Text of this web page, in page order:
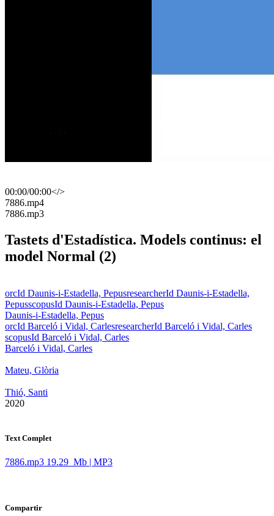
00:00/00:00</>
​7886.mp4
​7886.mp3
Tastets d'Estadística. Models continus: el
model Normal (2)
orcId Daunis-i-Estadella, PepusresearcherId Daunis-i-Estadella,
PepusscopusId Daunis-i-Estadella, Pepus
Daunis-i-Estadella, Pepus
orcId Barceló i Vidal, CarlesresearcherId Barceló i Vidal, Carles
scopusId Barceló i Vidal, Carles
Barceló i Vidal, Carles
Mateu, Glòria
Thió, Santi
​ 2020
Text Complet
7886.mp3 19.29 Mb | MP3
Compartir